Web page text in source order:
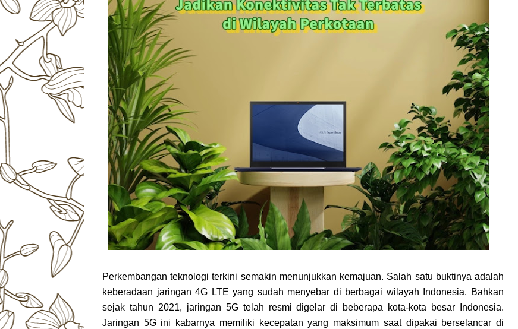
Perkembangan teknologi terkini semakin menunjukkan kemajuan. Salah satu buktinya adalah
keberadaan jaringan 4G LTE yang sudah menyebar di berbagai wilayah Indonesia. Bahkan
sejak tahun 2021, jaringan 5G telah resmi digelar di beberapa kota-kota besar Indonesia.
Jaringan 5G ini kabarnya memiliki kecepatan yang maksimum saat dipakai berselancar di